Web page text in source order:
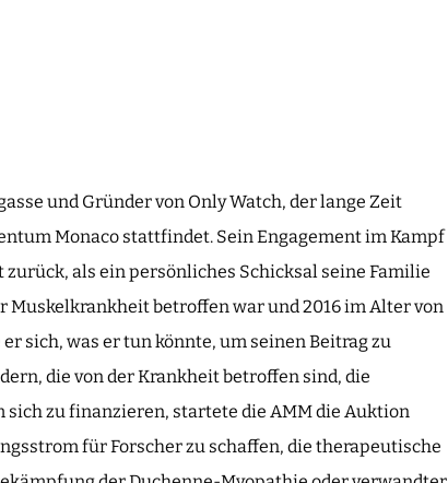
und Gründer von Only Watch, der lange Zeit
Monaco stattfindet. Sein Engagement im Kampf
als ein persönliches Schicksal seine Familie
Muskelkrankheit betroffen war und 2016 im Alter von
sich, was er tun könnte, um seinen Beitrag zu
die von der Krankheit betroffen sind, die
sich zu finanzieren, startete die AMM die Auktion
für Forscher zu schaffen, die therapeutische